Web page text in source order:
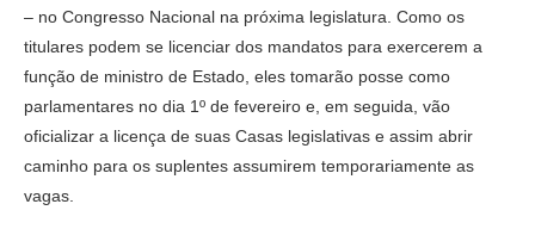
– no Congresso Nacional na próxima legislatura. Como os
titulares podem se licenciar dos mandatos para exercerem a
função de ministro de Estado, eles tomarão posse como
parlamentares no dia 1º de fevereiro e, em seguida, vão
oficializar a licença de suas Casas legislativas e assim abrir
caminho para os suplentes assumirem temporariamente as
vagas.